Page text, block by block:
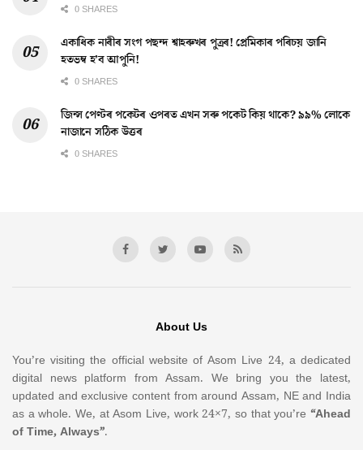
0 SHARES
একাধিক নাৰীৰ সংগ পছন্দ শ্বাহৰুখৰ পুত্ৰৰ! প্ৰেমিকাৰ পৰিচয় জানি
হতভম্ব হ’ব আপুনি!
0 SHARES
জিন্স পেণ্টৰ পকেটৰ ওপৰত এখন সৰু পকেট কিয় থাকে? ৯৯% লোকে
নাজানে সঠিক উত্তৰ
0 SHARES
About Us
You’re visiting the official website of Asom Live 24, a dedicated
digital news platform from Assam. We bring you the latest,
updated and exclusive content from around Assam, NE and India
as a whole. We, at Asom Live, work 24×7, so that you’re “Ahead
of Time, Always”.